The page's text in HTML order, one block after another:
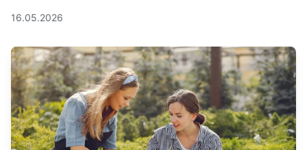
16.05.2026